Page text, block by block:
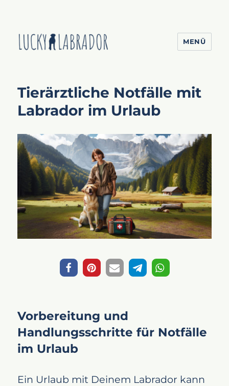
MENÜ
Tierärztliche Notfälle mit
Labrador im Urlaub
Vorbereitung und
Handlungsschritte für Notfälle
im Urlaub
Ein Urlaub mit Deinem Labrador kann